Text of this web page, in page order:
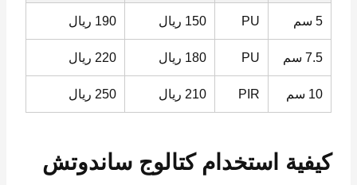
5 سم PU 150 ريال 190 ريال
7.5 سم PU 180 ريال 220 ريال
10 سم PIR 210 ريال 250 ريال
كيفية استخدام كتالوج ساندوتش